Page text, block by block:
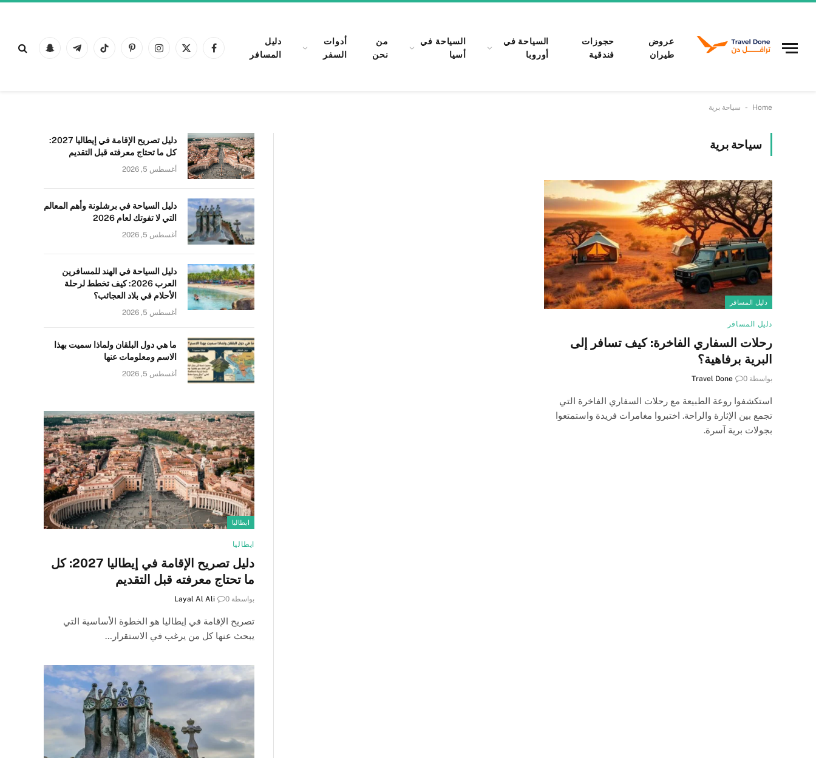
عروض
طيران
حجوزات
فندقية
السياحة في
أوروبا
السياحة في
أسيا
من
نحن
أدوات
السفر
دليل
المسافر
فيسبوكX
الانستغرامبينتيريستتيكتوك تيلقرام Snapchat
Home
- سياحة برية
سياحة برية
دليل المسافر
دليل المسافر
رحلات السفاري الفاخرة: كيف تسافر إلى
البرية برفاهية؟
بواسطة Travel Done 0
استكشفوا روعة الطبيعة مع رحلات السفاري الفاخرة التي
تجمع بين الإثارة والراحة. اختبروا مغامرات فريدة واستمتعوا
بجولات برية آسرة.
دليل تصريح الإقامة في إيطاليا 2027:
كل ما تحتاج معرفته قبل التقديم
أغسطس 5, 2026
دليل السياحة في برشلونة وأهم المعالم
التي لا تفوتك لعام 2026
أغسطس 5, 2026
دليل السياحة في الهند للمسافرين
العرب 2026: كيف تخطط لرحلة
الأحلام في بلاد العجائب؟
أغسطس 5, 2026
ما هي دول البلقان ولماذا سميت بهذا
الاسم ومعلومات عنها
أغسطس 5, 2026
ايطاليا
ايطاليا
دليل تصريح الإقامة في إيطاليا 2027: كل
ما تحتاج معرفته قبل التقديم
بواسطة Layal Al Ali 0
تصريح الإقامة في إيطاليا هو الخطوة الأساسية التي
يبحث عنها كل من يرغب في الاستقرار…